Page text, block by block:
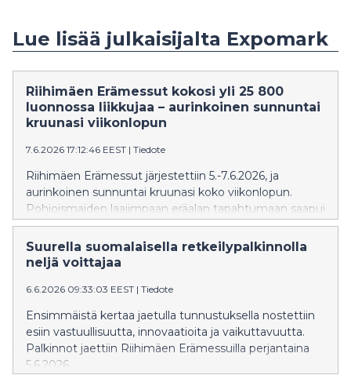
Lue lisää julkaisijalta Expomark
Riihimäen Erämessut kokosi yli 25 800
luonnossa liikkujaa – aurinkoinen sunnuntai
kruunasi viikonlopun
7.6.2026 17:12:46 EEST | Tiedote
Riihimäen Erämessut järjestettiin 5.-7.6.2026, ja
aurinkoinen sunnuntai kruunasi koko viikonlopun.
Pohjoismaiden laajimpaan eräalan tapahtumaan saapui
yhteensä yli 25 800 luonnossa liikkujaa, ja
messualueella oli mukana yli 250 näytteilleasettajaa
metsästyksen, kalastuksen, retkeilyn ja luonnossa
Suurella suomalaisella retkeilypalkinnolla
neljä voittajaa
6.6.2026 09:33:03 EEST | Tiedote
Ensimmäistä kertaa jaetulla tunnustuksella nostettiin
esiin vastuullisuutta, innovaatioita ja vaikuttavuutta.
Palkinnot jaettiin Riihimäen Erämessuilla perjantaina
5.6.2026.